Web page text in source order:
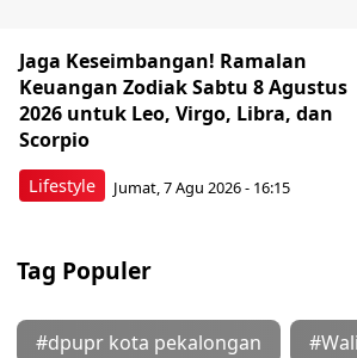
Lifestyle
Jaga Keseimbangan! Ramalan
Keuangan Zodiak Sabtu 8 Agustus
2026 untuk Leo, Virgo, Libra, dan
Scorpio
Jumat, 7 Agu 2026 - 16:15
Tag Populer
#dpupr kota pekalongan